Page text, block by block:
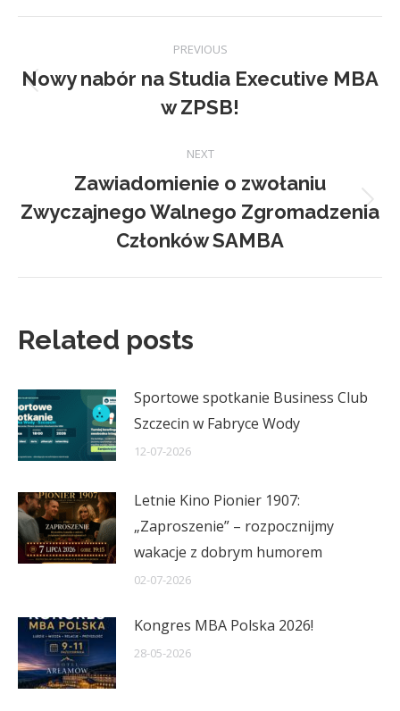
Facebook
X
PinterestLinkedIn
navigation
PREVIOUS
Previous
post:
Nowy nabór na Studia Executive MBA
w ZPSB!
NEXT
Next
post:
Zawiadomienie o zwołaniu
Zwyczajnego Walnego Zgromadzenia
Członków SAMBA
Related posts
Sportowe spotkanie Business Club
Szczecin w Fabryce Wody
12-07-2026
Letnie Kino Pionier 1907:
„Zaproszenie” – rozpocznijmy
wakacje z dobrym humorem
02-07-2026
Kongres MBA Polska 2026!
28-05-2026